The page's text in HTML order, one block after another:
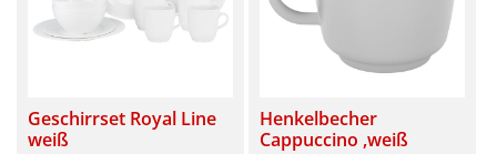
Geschirrset Royal Line
weiß
Henkelbecher
Cappuccino ,weiß